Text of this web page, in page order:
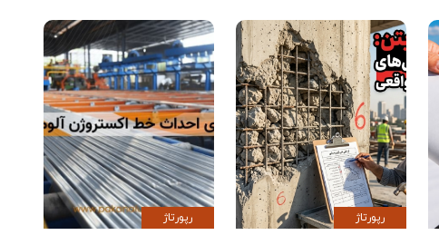
رپورتاژ رپورتاژ